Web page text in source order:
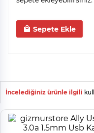
Sepete Ekle
İncelediğiniz ürünle ilgili